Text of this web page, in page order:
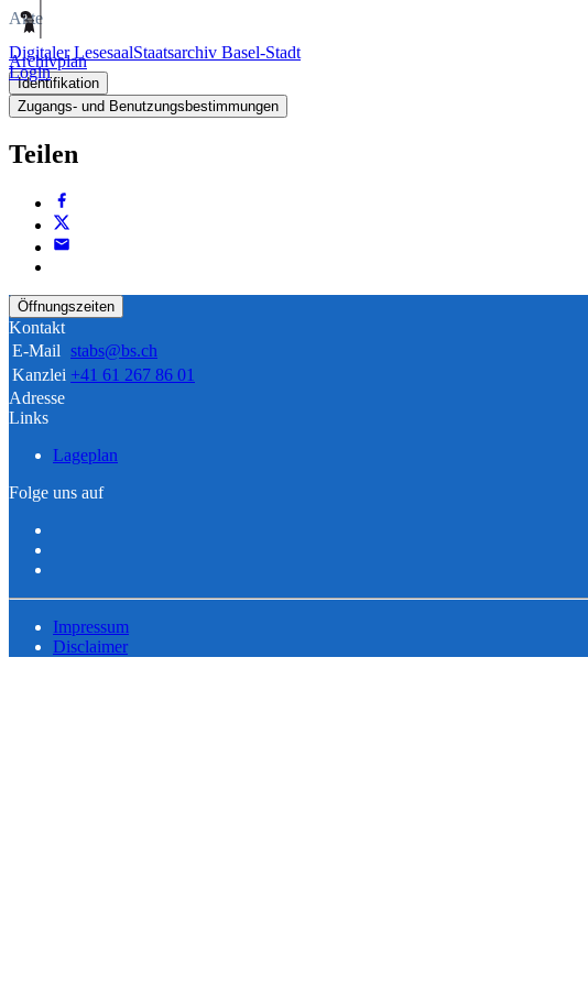
Digitaler LesesaalStaatsarchiv Basel-Stadt
Login
Akte
Archivplan
Identifikation
Zugangs- und Benutzungsbestimmungen
Teilen
Öffnungszeiten
Kontakt
E-Mail stabs@bs.ch
Kanzlei +41 61 267 86 01
Adresse
Links
Lageplan
Folge uns auf
Impressum
Disclaimer